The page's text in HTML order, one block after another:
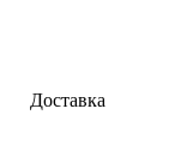
Доставка